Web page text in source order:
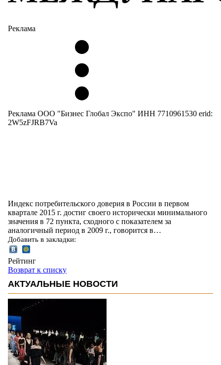
Реклама
Реклама ООО "Бизнес Глобал Экспо" ИНН 7710961530 erid:
2W5zFJRB7Va
Индекс потребительского доверия в России в первом
квартале 2015 г. достиг своего исторически минимального
значения в 72 пункта, сходного с показателем за
аналогичный период в 2009 г., говорится в…
Добавить в закладки:
Рейтинг
Возврат к списку
АКТУАЛЬНЫЕ НОВОСТИ